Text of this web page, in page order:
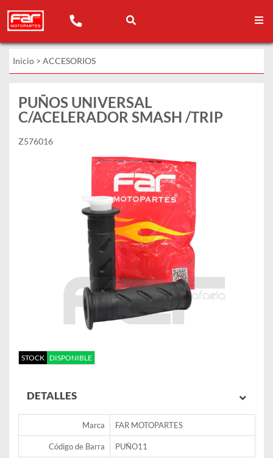
Inicio > ACCESORIOS
PUÑOS UNIVERSAL
C/ACELERADOR SMASH /TRIP
Z576016
STOCK DISPONIBLE
DETALLES
Marca FAR MOTOPARTES
Código de Barra PUÑO11